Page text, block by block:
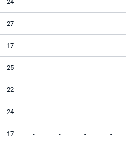
27 - - - -
17 - - - -
25 - - - -
22 - - - -
24 - - - -
17 - - - -